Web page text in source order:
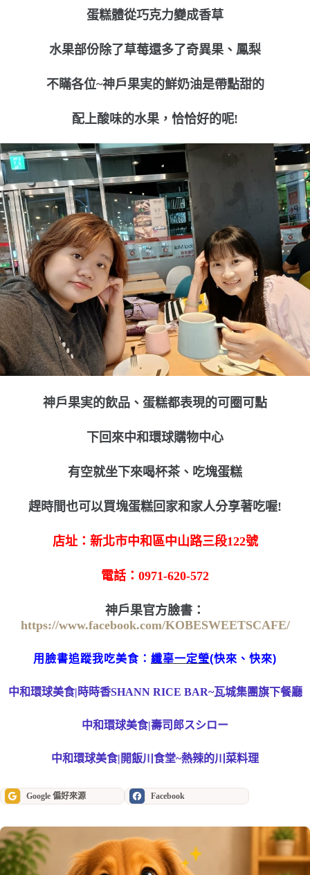
蛋糕體從巧克力變成香草
水果部份除了草莓還多了奇異果、鳳梨
不瞞各位~神戶果実的鮮奶油是帶點甜的
配上酸味的水果，恰恰好的呢!
神戶果実的飲品、蛋糕都表現的可圈可點
下回來中和環球購物中心
有空就坐下來喝杯茶、吃塊蛋糕
趕時間也可以買塊蛋糕回家和家人分享著吃喔!
店址：新北市中和區中山路三段122號
電話：0971-620-572
神戶果官方臉書：
https://www.facebook.com/KOBESWEETSCAFE/
用臉書追蹤我吃美食： 纖辜一定瑩(快來、快來)
中和環球美食|時時香SHANN RICE BAR~瓦城集團旗下餐廳
中和環球美食|壽司郎スシロー
中和環球美食|開飯川食堂~熱辣的川菜料理
Google 偏好來源 Facebook